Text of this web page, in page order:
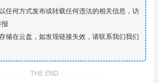
任何方式发布或转载任何违法的相关信息，访
储在云盘，如发现链接失效，请联系我们我们
THE END